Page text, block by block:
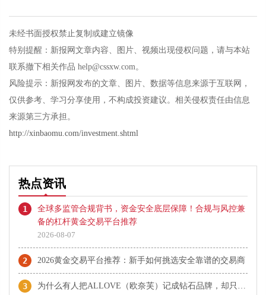
未经书面授权禁止复制或建立镜像
特别提醒：新报网文章内容、图片、视频出现侵权问题，请与本站
联系撤下相关作品 help@cssxw.com。
风险提示：新报网发布的文章、图片、数据等信息来源于互联网，
仅供参考、学习分享使用，不构成投资建议。相关侵权责任由信息
来源第三方承担。
http://xinbaomu.com/investment.shtml
热点资讯
1
全球多监管合规背书，资金安全底层保障！合规与风控兼
备的杠杆黄金交易平台推荐
2026-08-07
2 2026黄金交易平台推荐：新手如何挑选安全靠谱的交易商
3